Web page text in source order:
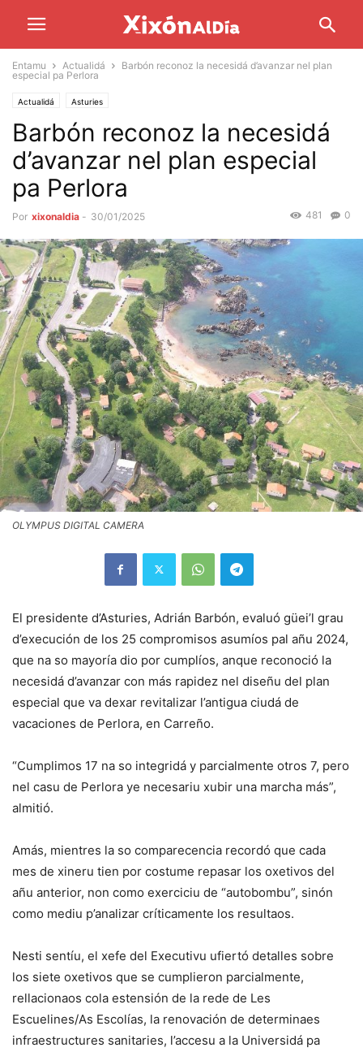
Entamu Actualidá
Barbón reconoz la necesidá d’avanzar nel plan
especial pa Perlora
Actualidá Asturies
Barbón reconoz la necesidá
d’avanzar nel plan especial
pa Perlora
Por xixonaldia - 30/01/2025 0
481
OLYMPUS DIGITAL CAMERA
El presidente d’Asturies, Adrián Barbón, evaluó güei’l grau
d’execución de los 25 compromisos asumíos pal añu 2024,
que na so mayoría dio por cumplíos, anque reconoció la
necesidá d’avanzar con más rapidez nel diseñu del plan
especial que va dexar revitalizar l’antigua ciudá de
vacaciones de Perlora, en Carreño.
“Cumplimos 17 na so integridá y parcialmente otros 7, pero
nel casu de Perlora ye necesariu xubir una marcha más”,
almitió.
Amás, mientres la so comparecencia recordó que cada
mes de xineru tien por costume repasar los oxetivos del
añu anterior, non como exerciciu de “autobombu”, sinón
como mediu p’analizar críticamente los resultaos.
Nesti sentíu, el xefe del Executivu ufiertó detalles sobre
los siete oxetivos que se cumplieron parcialmente,
rellacionaos cola estensión de la rede de Les
Escuelines/As Escolías, la renovación de determinaes
infraestructures sanitaries, l’accesu a la Universidá pa